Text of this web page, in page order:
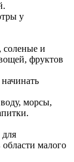
у
соленые и
фруктов
морсы,
для
малого